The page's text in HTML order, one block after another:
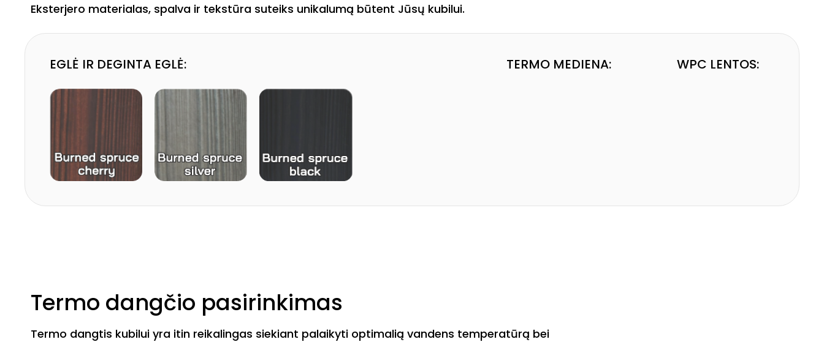
Eksterjero materialas, spalva ir tekstūra suteiks unikalumą būtent Jūsų kubilui.
EGLĖ IR DEGINTA EGLĖ: TERMO MEDIENA: WPC LENTOS:
Termo dangčio pasirinkimas
Termo dangtis kubilui yra itin reikalingas siekiant palaikyti optimalią vandens temperatūrą bei